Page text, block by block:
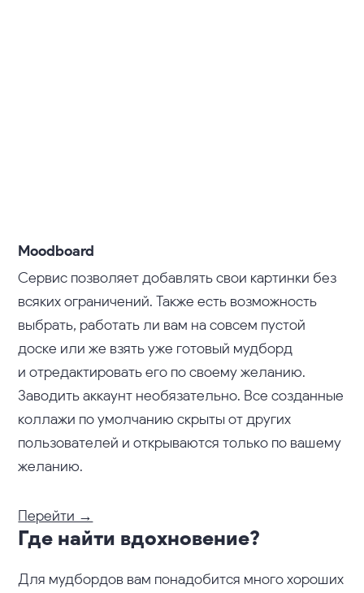
Moodboard
Сервис позволяет добавлять свои картинки без
всяких ограничений. Также есть возможность
выбрать, работать ли вам на совсем пустой
доске или же взять уже готовый мудборд
и отредактировать его по своему желанию.
Заводить аккаунт необязательно. Все созданные
коллажи по умолчанию скрыты от других
пользователей и открываются только по вашему
желанию.
Перейти →
Где найти вдохновение?
Для мудбордов вам понадобится много хороших